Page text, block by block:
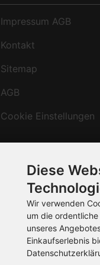
Impressum AGB
Kontakt
Sitemap
AGB
Cookie Einstellungen
Diese
Wir verwenden
um die
unseres
Einkaufserlebnis